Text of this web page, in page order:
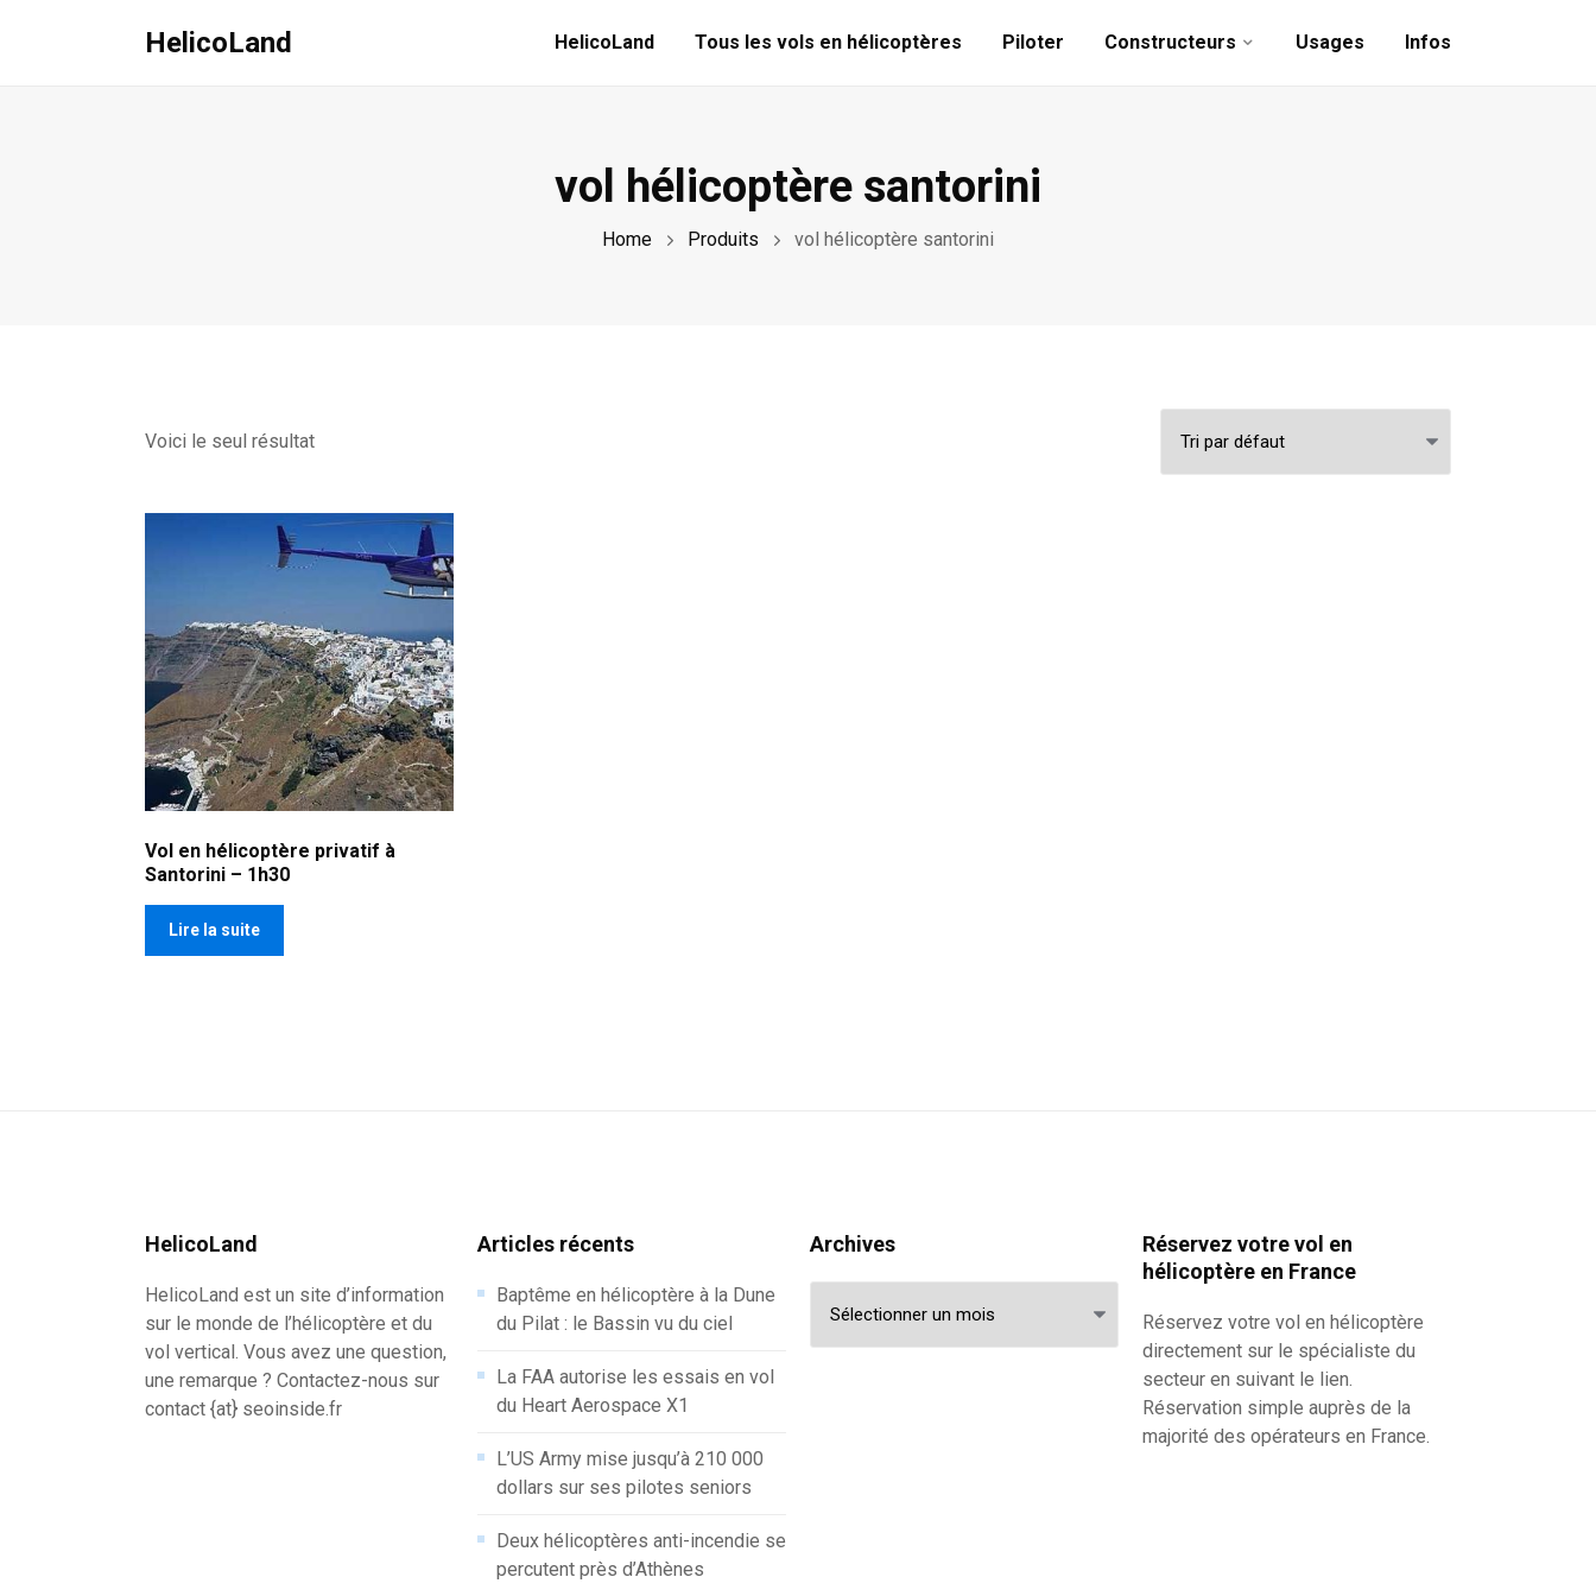
HelicoLand HelicoLand Tous les vols en hélicoptères Piloter Constructeurs Usages Infos
vol hélicoptère santorini
Home Produits vol hélicoptère santorini
Voici le seul résultat
Vol en hélicoptère privatif à
Santorini – 1h30
Lire la suite
HelicoLand
HelicoLand est un site d’information
sur le monde de l’hélicoptère et du
vol vertical. Vous avez une question,
une remarque ? Contactez-nous sur
contact {at} seoinside.fr
Articles récents
Baptême en hélicoptère à la Dune
du Pilat : le Bassin vu du ciel
La FAA autorise les essais en vol
du Heart Aerospace X1
L’US Army mise jusqu’à 210 000
dollars sur ses pilotes seniors
Deux hélicoptères anti-incendie se
percutent près d’Athènes
Archives
Réservez votre vol en
hélicoptère en France
Réservez votre vol en hélicoptère
directement sur le spécialiste du
secteur en suivant le lien.
Réservation simple auprès de la
majorité des opérateurs en France.